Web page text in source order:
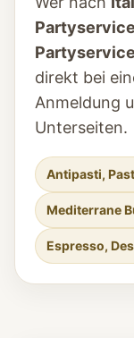
direkt bei
Anmeldung
Unterseiten.
Antipasti,
Mediterrane
Espresso,